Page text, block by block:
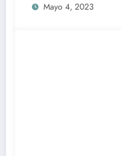
Mayo 4, 2023